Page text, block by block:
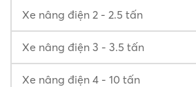
Xe nâng điện 2 - 2.5 tấn
Xe nâng điện 3 - 3.5 tấn
Xe nâng điện 4 - 10 tấn